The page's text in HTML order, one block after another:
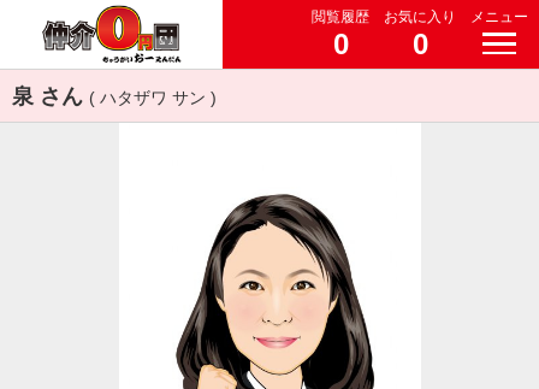
閲覧履歴
0
お気に入り
0
メニュー
泉 さん ( ハタザワ サン )